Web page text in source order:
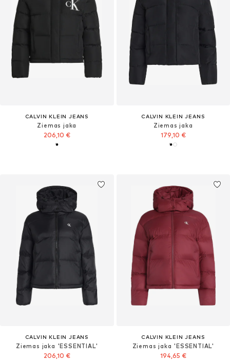
CALVIN KLEIN JEANS
Ziemas jaka
206,10 €
CALVIN KLEIN JEANS
Ziemas jaka
179,10 €
CALVIN KLEIN JEANS
Ziemas jaka 'ESSENTIAL'
206,10 €
CALVIN KLEIN JEANS
Ziemas jaka 'ESSENTIAL'
194,65 €